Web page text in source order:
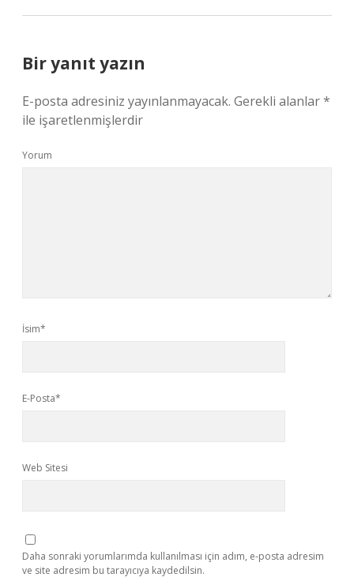
Bir yanıt yazın
E-posta adresiniz yayınlanmayacak. Gerekli alanlar*
ile işaretlenmişlerdir
Yorum
İsim*
E-Posta*
Web Sitesi
Daha sonraki yorumlarımda kullanılması için adım, e-posta adresim
ve site adresim bu tarayıcıya kaydedilsin.